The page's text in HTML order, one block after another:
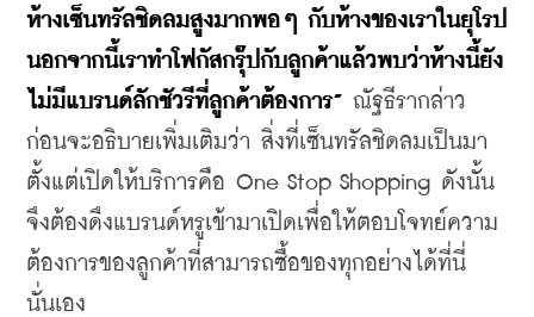
ห้างเซ็นทรัลชิดลมสูงมากพอๆ กับห้างของเราในยุโรป
นอกจากนี้เราทำโฟกัสกรุ๊ปกับลูกค้าแล้วพบว่าห้างนี้ยัง
ไม่มีแบรนด์ลักชัวรีที่ลูกค้าต้องการ” ณัฐธีรากล่าว
ก่อนจะอธิบายเพิ่มเติมว่า สิ่งที่เซ็นทรัลชิดลมเป็นมา
ตั้งแต่เปิดให้บริการคือ One Stop Shopping ดังนั้น
จึงต้องดึงแบรนด์หรูเข้ามาเปิดเพื่อให้ตอบโจทย์ความ
ต้องการของลูกค้าที่สามารถซื้อของทุกอย่างได้ที่นี่
นั่นเอง